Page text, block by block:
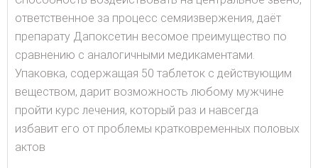
ответственное за процесс семяизвержения, даёт
препарату Дапоксетин весомое преимущество по
сравнению с аналогичными медикаментами.
Упаковка, содержащая 50 таблеток с действующим
веществом, дарит возможность любому мужчине
пройти курс лечения, который раз и навсегда
избавит его от проблемы кратковременных половых
актов